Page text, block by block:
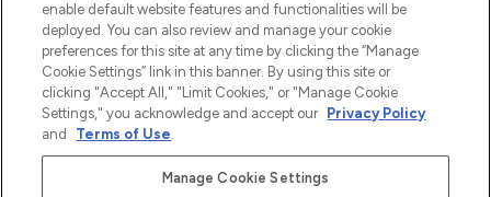
OVER LOOKFANTASTIC
Betaal veilig met
enable default website features and functionalities will be
deployed. You can also review and manage your cookie
preferences for this site at any time by clicking the “Manage
Cookie Settings” link in this banner. By using this site or
clicking "Accept All," "Limit Cookies," or "Manage Cookie
Settings," you acknowledge and accept our Privacy Policy
and
Terms of Use.
Manage Cookie Settings